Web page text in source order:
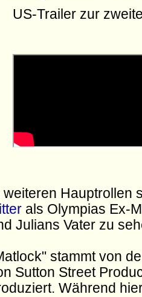
US-Trailer zur
weiteren Hauptrollen
als Olympias Ex-
Julians Vater zu
stammt von
Sutton Street
Während